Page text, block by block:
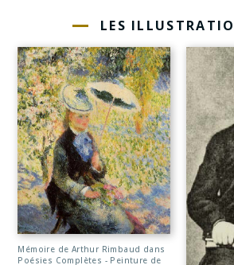
LES
Mémoire de Arthur Rimbaud dans
Poésies Complètes - Peinture de